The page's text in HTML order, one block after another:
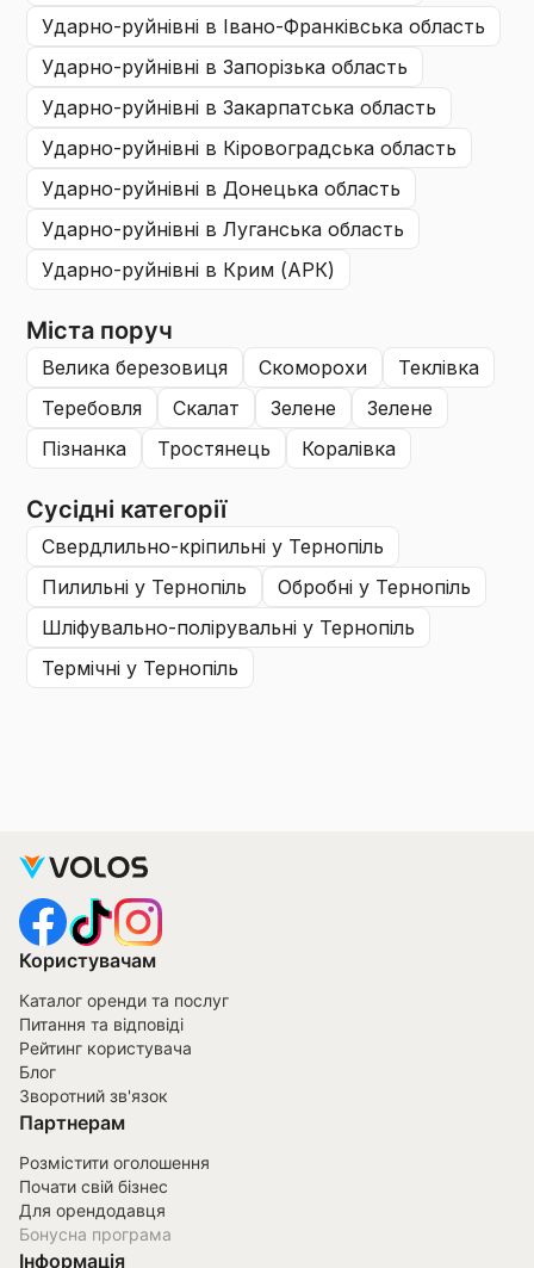
ударно-руйнівні в Івано-Франківська область
ударно-руйнівні в Запорізька область
ударно-руйнівні в Закарпатська область
ударно-руйнівні в Кіровоградська область
ударно-руйнівні в Донецька область
ударно-руйнівні в Луганська область
ударно-руйнівні в Крим (АРК)
Міста поруч
велика березовиця скоморохи
теклівка
теребовля
скалат зелене
зелене
пізнанка
тростянець коралівка
Сусідні категорії
свердлильно-кріпильні у Тернопіль
пилильні у Тернопіль обробні у Тернопіль
шліфувально-полірувальні у Тернопіль
термічні у Тернопіль
Користувачам
Каталог оренди та послуг
Питання та відповіді
Рейтинг користувача
Блог
Зворотний зв'язок
Партнерам
Розмістити оголошення
Почати свій бізнес
Для орендодавця
Бонусна програма
Інформація